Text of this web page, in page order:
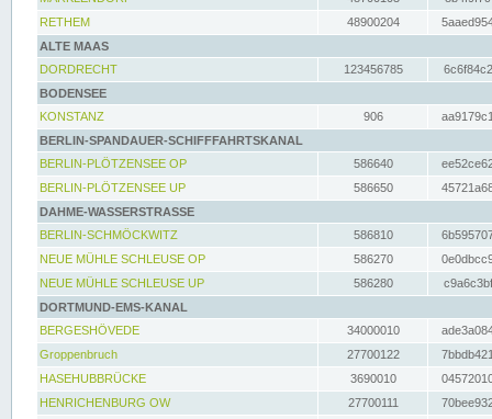
RETHEM
48900204
ALTE MAAS
DORDRECHT
123456785
BODENSEE
KONSTANZ
906
BERLIN-SPANDAUER-SCHIFFFAHRTSKANAL
BERLIN-PLÖTZENSEE OP
586640
BERLIN-PLÖTZENSEE UP
586650
DAHME-WASSERSTRASSE
BERLIN-SCHMÖCKWITZ
586810
NEUE MÜHLE SCHLEUSE OP
586270
NEUE MÜHLE SCHLEUSE UP
586280
DORTMUND-EMS-KANAL
BERGESHÖVEDE
34000010
Groppenbruch
27700122
HASEHUBBRÜCKE
3690010
HENRICHENBURG OW
27700111